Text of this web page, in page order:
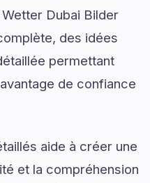
Dubai Bilder
des idées
permettant
de confiance
aide à créer une
et la compréhension